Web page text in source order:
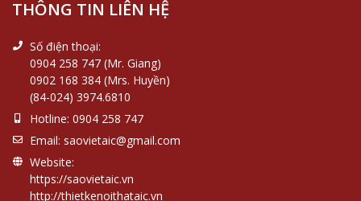
THÔNG TIN LIÊN HỆ
Số điện thoại:
0904 258 747 (Mr. Giang)
0902 168 384 (Mrs. Huyền)
(84-024) 3974.6810
Hotline: 0904 258 747
Email: saovietaic@gmail.com
Website:
https://saovietaic.vn
http://thietkenoithataic.vn